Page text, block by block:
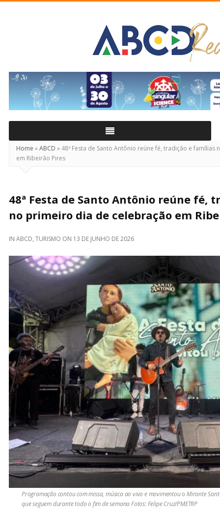
Real
Home »ABCD » 48ª Festa de Santo Antônio reúne fé, tradição e
em Ribeirão Pires
48ª Festa de Santo Antônio reúne fé,
no primeiro dia de celebração em
IN ABCD, TURISMO ON 13 DE JUNHO DE 2026
Programação contou com missa, música ao vivo e movimentou o Mirante
que seguem durante todo o fim de semana Fotos: Felipe Cruz/PMETRP